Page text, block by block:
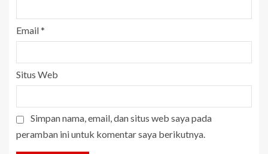
Email*
Situs Web
Simpan nama, email, dan situs web saya pada
peramban ini untuk komentar saya berikutnya.